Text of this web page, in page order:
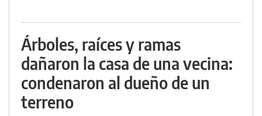
Árboles, raíces y ramas
dañaron la casa de una vecina:
condenaron al dueño de un
terreno